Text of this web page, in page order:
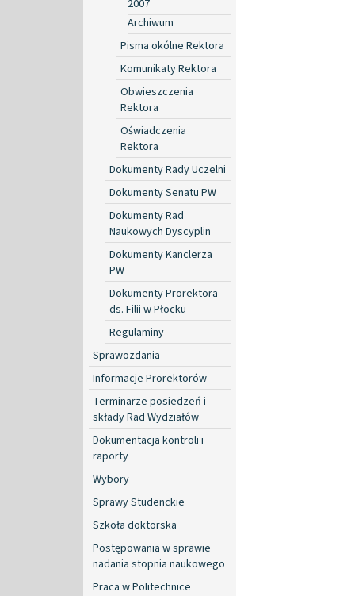
2007
Archiwum
Pisma okólne Rektora
Komunikaty Rektora
Obwieszczenia
Rektora
Oświadczenia
Rektora
Dokumenty Rady Uczelni
Dokumenty Senatu PW
Dokumenty Rad
Naukowych Dyscyplin
Dokumenty Kanclerza
PW
Dokumenty Prorektora
ds. Filii w Płocku
Regulaminy
Sprawozdania
Informacje Prorektorów
Terminarze posiedzeń i
składy Rad Wydziałów
Dokumentacja kontroli i
raporty
Wybory
Sprawy Studenckie
Szkoła doktorska
Postępowania w sprawie
nadania stopnia naukowego
Praca w Politechnice